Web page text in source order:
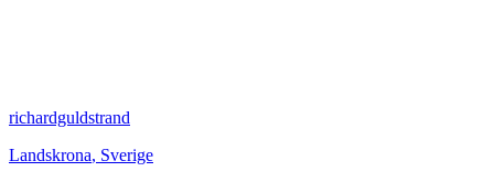
richardguldstrand
Landskrona, Sverige